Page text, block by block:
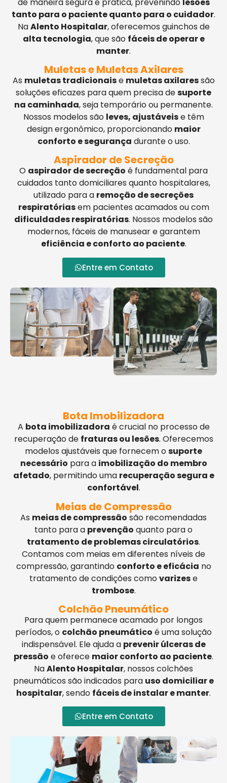
tanto para o paciente quanto para o cuidador.
NaAlento Hospitalar, oferecemos guinchos de
alta tecnologia, que são fáceis de operar e
manter.
Muletas e Muletas Axilares
As muletas tradicionaise muletas axilaressão
soluções eficazes para quem precisa desuporte
na caminhada, seja temporário ou permanente.
Nossos modelos são leves, ajustáveise têm
design ergonômico, proporcionando maior
conforto e segurança durante o uso.
Aspirador de Secreção
O aspirador de secreção é fundamental para
cuidados tanto domiciliares quanto hospitalares,
utilizado para a remoção de secreções
respiratóriasem pacientes acamados ou com
dificuldades respiratórias. Nossos modelos são
modernos, fáceis de manusear e garantem
eficiência e conforto ao paciente.
Entre em Contato
Bota Imobilizadora
A bota imobilizadora é crucial no processo de
recuperação de fraturas ou lesões. Oferecemos
modelos ajustáveis que fornecem osuporte
necessário para a imobilização do membro
afetado, permitindo uma recuperação segura e
confortável.
Meias de Compressão
As meias de compressão são recomendadas
tanto para a prevenção quanto para o
tratamento de problemas circulatórios.
Contamos com meias em diferentes níveis de
compressão, garantindo conforto e eficácia no
tratamento de condições comovarizese
trombose.
Colchão Pneumático
Para quem permanece acamado por longos
períodos, o colchão pneumático é uma solução
indispensável. Ele ajuda a prevenir úlceras de
pressão e oferece maior conforto ao paciente.
NaAlento Hospitalar, nossos colchões
pneumáticos são indicados para uso domiciliar e
hospitalar, sendo fáceis de instalar e manter.
Entre em Contato